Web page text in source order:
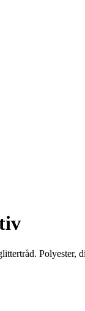
Polyester,